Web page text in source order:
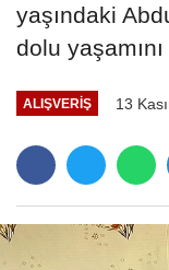
yaşındaki
dolu
ALIŞVERIŞ 13